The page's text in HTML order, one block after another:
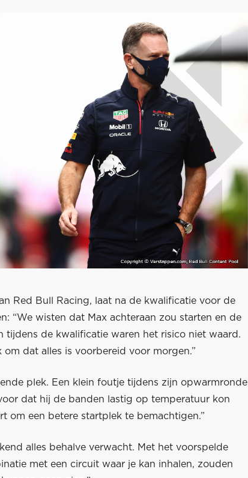
Red Bull Racing, laat na de kwalificatie voor de
“We wisten dat Max achteraan zou starten en de
tijdens de kwalificatie waren het risico niet waard.
dat alles is voorbereid voor morgen.”
plek. Een klein foutje tijdens zijn opwarmronde
dat hij de banden lastig op temperatuur kon
om een betere startplek te bemachtigen.”
alles behalve verwacht. Met het voorspelde
met een circuit waar je kan inhalen, zouden